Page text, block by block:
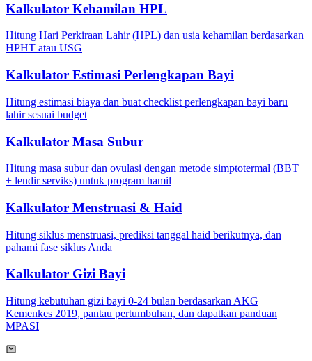
Kalkulator Kehamilan HPL
Hitung Hari Perkiraan Lahir (HPL) dan usia kehamilan berdasarkan
HPHT atau USG
Kalkulator Estimasi Perlengkapan Bayi
Hitung estimasi biaya dan buat checklist perlengkapan bayi baru
lahir sesuai budget
Kalkulator Masa Subur
Hitung masa subur dan ovulasi dengan metode simptotermal (BBT
+ lendir serviks) untuk program hamil
Kalkulator Menstruasi & Haid
Hitung siklus menstruasi, prediksi tanggal haid berikutnya, dan
pahami fase siklus Anda
Kalkulator Gizi Bayi
Hitung kebutuhan gizi bayi 0-24 bulan berdasarkan AKG
Kemenkes 2019, pantau pertumbuhan, dan dapatkan panduan
MPASI